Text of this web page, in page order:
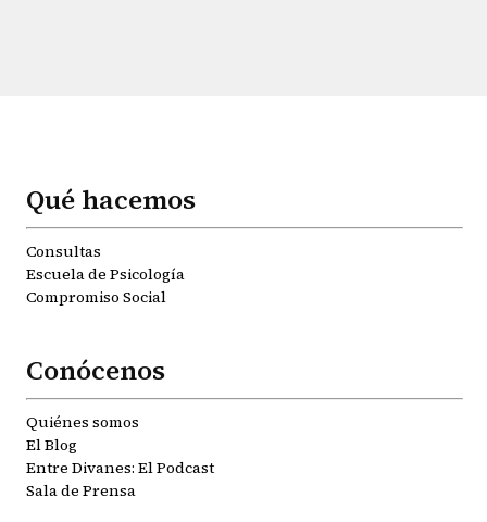
Qué hacemos
Consultas
Escuela de Psicología
Compromiso Social
Conócenos
Quiénes somos
El Blog
Entre Divanes: El Podcast
Sala de Prensa